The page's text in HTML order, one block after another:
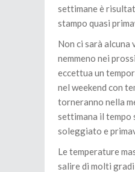
settimane è
stampo quasi
Non ci sarà alcuna
nemmeno nei
eccettua un
nel weekend con
torneranno nella
settimana il tempo
soleggiato e
Le temperature
salire di molti gradi